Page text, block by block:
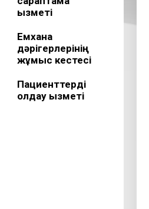
қызметі
Емхана
дәрігерлерінің
жұмыс кестесі
Пациенттерді
қолдау қызметі